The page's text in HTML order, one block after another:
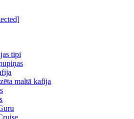
tipi
maltā kafija